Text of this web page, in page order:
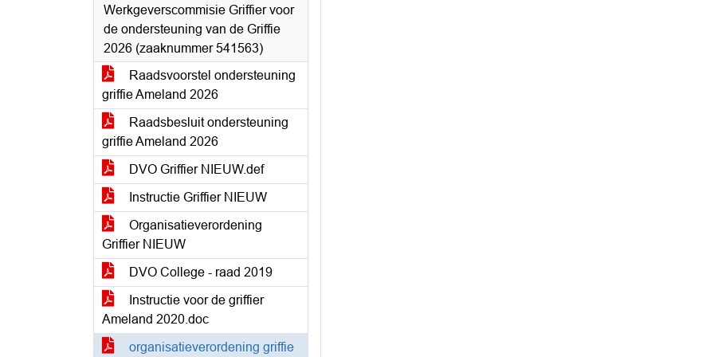
Werkgeverscommisie Griffier voor
de ondersteuning van de Griffie
2026 (zaaknummer 541563)
Raadsvoorstel ondersteuning
griffie Ameland 2026
Raadsbesluit ondersteuning
griffie Ameland 2026
DVO Griffier NIEUW.def
Instructie Griffier NIEUW
Organisatieverordening
Griffier NIEUW
DVO College - raad 2019
Instructie voor de griffier
Ameland 2020.doc
organisatieverordening griffie